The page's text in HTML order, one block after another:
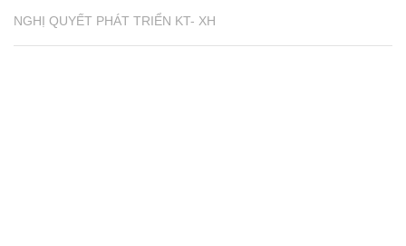
NGHỊ QUYẾT PHÁT TRIỂN KT- XH